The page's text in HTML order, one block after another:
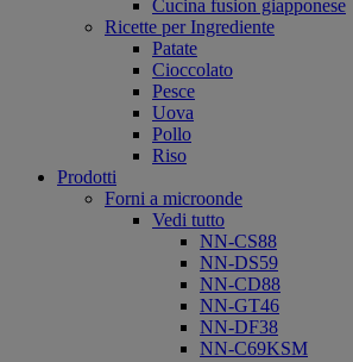
Cucina fusion giapponese
Ricette per Ingrediente
Patate
Cioccolato
Pesce
Uova
Pollo
Riso
Prodotti
Forni a microonde
Vedi tutto
NN-CS88
NN-DS59
NN-CD88
NN-GT46
NN-DF38
NN-C69KSM